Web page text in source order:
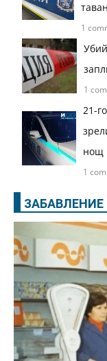
1
1
21-
нощ
1
ЗАБАВЛЕНИЕ